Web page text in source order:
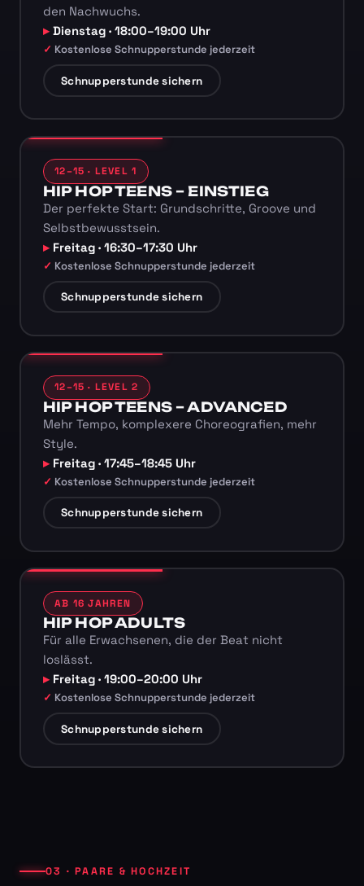
den Nachwuchs.
Dienstag · 18:00–19:00 Uhr
Kostenlose Schnupperstunde jederzeit
Schnupperstunde sichern
12–15 · LEVEL 1
HIP HOP TEENS – EINSTIEG
Der perfekte Start: Grundschritte, Groove und
Selbstbewusstsein.
Freitag · 16:30–17:30 Uhr
Kostenlose Schnupperstunde jederzeit
Schnupperstunde sichern
12–15 · LEVEL 2
HIP HOP TEENS – ADVANCED
Mehr Tempo, komplexere Choreografien, mehr
Style.
Freitag · 17:45–18:45 Uhr
Kostenlose Schnupperstunde jederzeit
Schnupperstunde sichern
AB 16 JAHREN
HIP HOP ADULTS
Für alle Erwachsenen, die der Beat nicht
loslässt.
Freitag · 19:00–20:00 Uhr
Kostenlose Schnupperstunde jederzeit
Schnupperstunde sichern
03 · PAARE & HOCHZEIT